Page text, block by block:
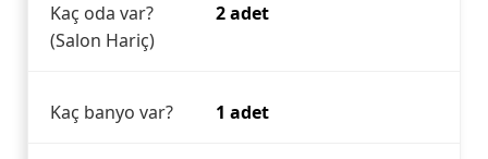
Kaç oda var?
(Salon Hariç)
2 adet
Kaç banyo var? 1 adet